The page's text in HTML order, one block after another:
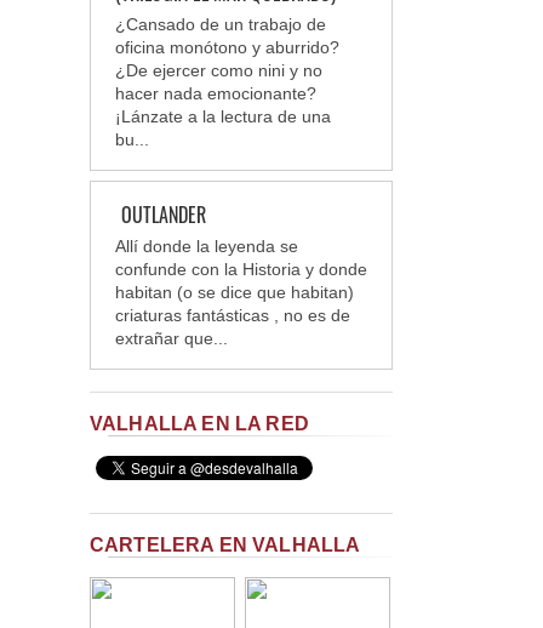
¿Cansado de un trabajo de
oficina monótono y aburrido?
¿De ejercer como nini y no
hacer nada emocionante?
¡Lánzate a la lectura de una
bu...
OUTLANDER
Allí donde la leyenda se
confunde con la Historia y donde
habitan (o se dice que habitan)
criaturas fantásticas , no es de
extrañar que...
VALHALLA EN LA RED
CARTELERA EN VALHALLA